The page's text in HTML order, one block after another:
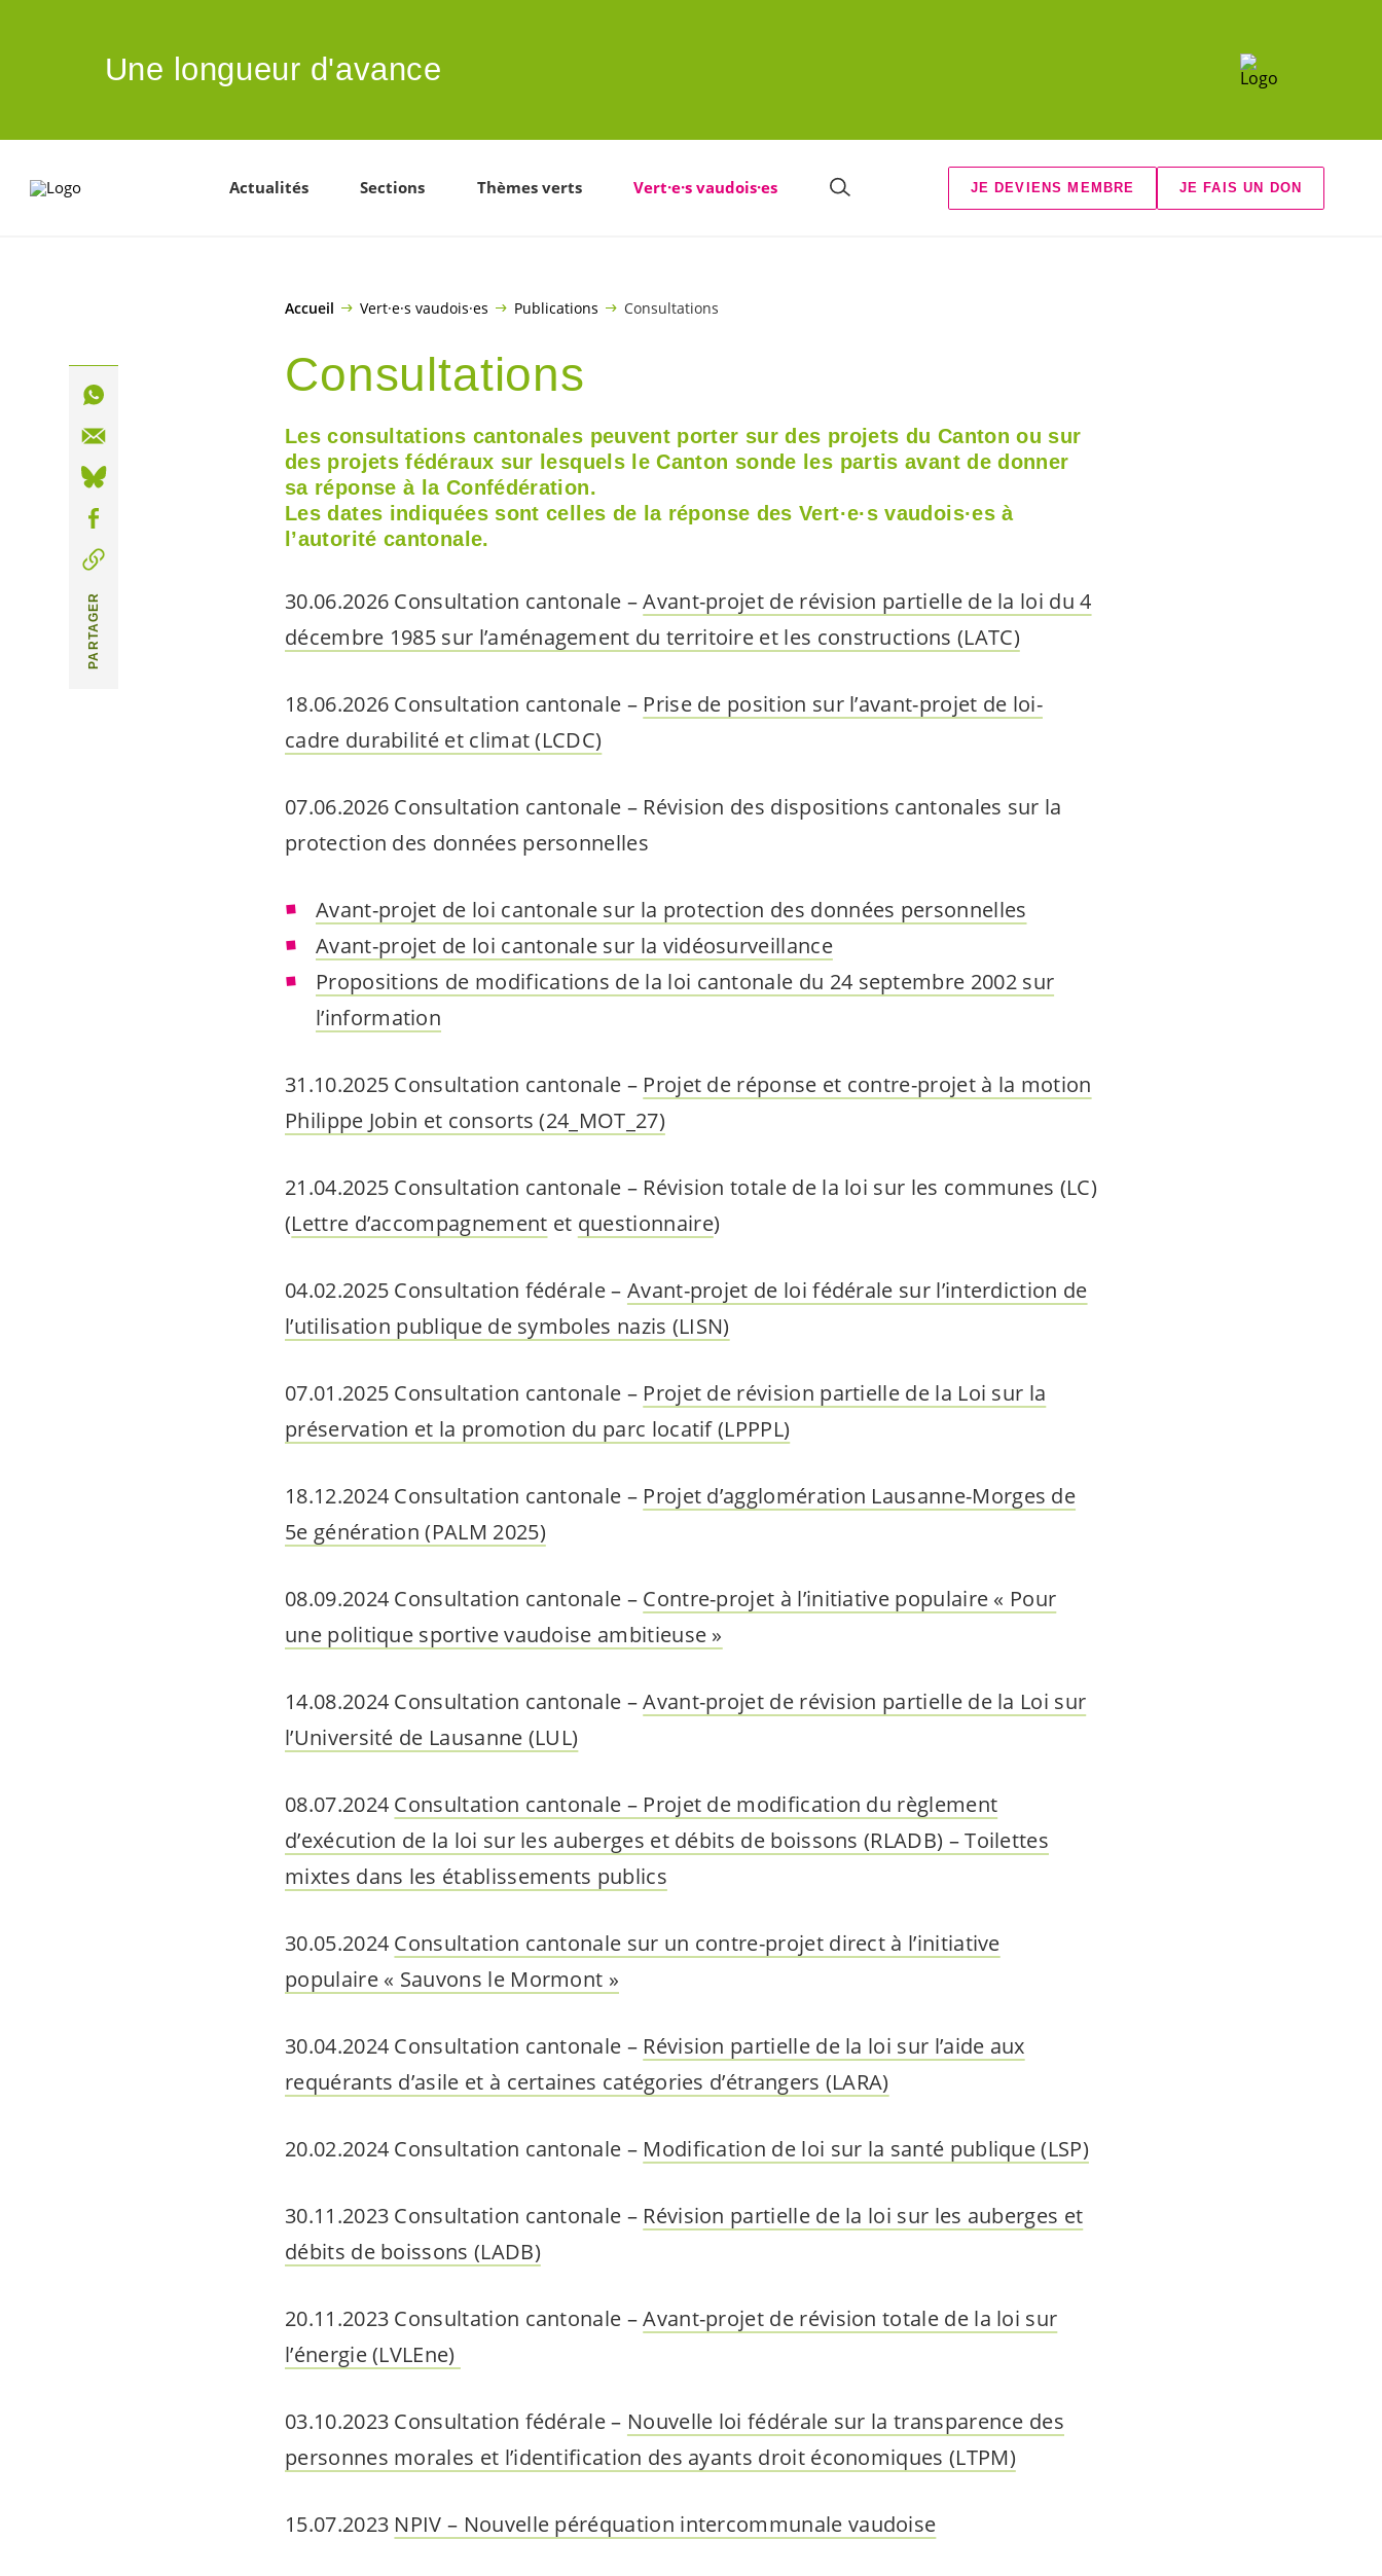
Une longueur d'avance
Actualités Sections Thèmes verts Vert·e·s vaudois·es JE DEVIENS MEMBRE JE FAIS UN DON
Accueil Vert·e·s vaudois·es Publications Consultations
Consultations
Les consultations cantonales peuvent porter sur des projets du Canton ou sur
des projets fédéraux sur lesquels le Canton sonde les partis avant de donner
sa réponse à la Confédération.
Les dates indiquées sont celles de la réponse desVert·e·s vaudois·es à
l’autorité cantonale.
30.06.2026 Consultation cantonale –Avant-projet de révision partielle de la loi du 4
décembre 1985 sur l’aménagement du territoire et les constructions (LATC)
18.06.2026 Consultation cantonale – Prise de position sur l’avant-projet de loi-
cadre durabilité et climat (LCDC)
07.06.2026 Consultation cantonale – Révision des dispositions cantonales sur la
protection des données personnelles
Avant-projet de loi cantonale sur la protection des données personnelles
Avant-projet de loi cantonale sur la vidéosurveillance
Propositions de modifications de la loi cantonale du 24 septembre 2002 sur
l’information
31.10.2025 Consultation cantonale – Projet de réponse et contre-projet à la motion
Philippe Jobin et consorts (24­­_MOT_27)
21.04.2025 Consultation cantonale – Révision totale de la loi sur les communes (LC)
(Lettre d’accompagnement et questionnaire)
04.02.2025 Consultation fédérale – Avant-projet de loi fédérale sur l’interdiction de
l’utilisation publique de symboles nazis (LISN)
07.01.2025 Consultation cantonale – Projet de révision partielle de la Loi sur la
préservation et la promotion du parc locatif (LPPPL)
18.12.2024 Consultation cantonale – Projet d’agglomération Lausanne-Morges de
5e génération (PALM 2025)
08.09.2024 Consultation cantonale – Contre-projet à l’initiative populaire « Pour
une politique sportive vaudoise ambitieuse »
14.08.2024 Consultation cantonale –Avant-projet de révision partielle de la Loi sur
l’Université de Lausanne (LUL)
08.07.2024 Consultation cantonale – Projet de modification du règlement
d’exécution de la loi sur les auberges et débits de boissons (RLADB) – Toilettes
mixtes dans les établissements publics
30.05.2024 Consultation cantonale sur un contre-projet direct à l’initiative
populaire « Sauvons le Mormont »
30.04.2024 Consultation cantonale – Révision partielle de la loi sur l’aide aux
requérants d’asile et à certaines catégories d’étrangers (LARA)
20.02.2024 Consultation cantonale – Modification de loi sur la santé publique (LSP)
30.11.2023 Consultation cantonale – Révision partielle de la loi sur les auberges et
débits de boissons (LADB)
20.11.2023 Consultation cantonale –Avant-projet de révision totale de la loi sur
l’énergie (LVLEne)
03.10.2023 Consultation fédérale – Nouvelle loi fédérale sur la transparence des
personnes morales et l’identification des ayants droit économiques (LTPM)
15.07.2023 NPIV – Nouvelle péréquation intercommunale vaudoise
PARTAGER